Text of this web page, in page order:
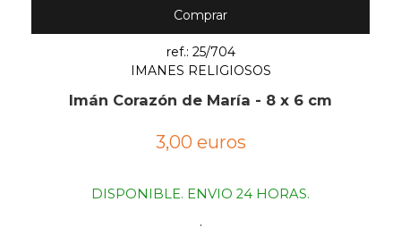
Comprar
ref.: 25/704
IMANES RELIGIOSOS
Imán Corazón de María - 8 x 6 cm
3,00 euros
DISPONIBLE. ENVIO 24 HORAS.
.